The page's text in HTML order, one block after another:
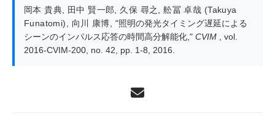
岡本 貴典 田中 賢一郎 久保 尋之 ,舩冨 卓哉 (Takuya
Funatomi)
向川 康博
"照明の発光タイミング遅延による
シーンのインパルス応答の時間高分解能化," CVIM , vol.
2016-CVIM-200, no. 42, pp. 1-8, 2016.